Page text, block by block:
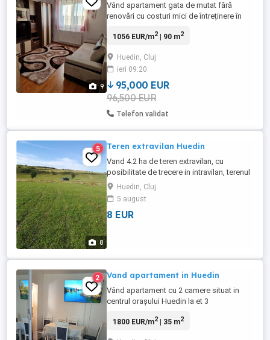
9
Vând apartament gata de mutat fără
renovări cu costuri mici de întreținere în
90 de m2 ,an ,Pta Republicii nr
camere un living spațios, bucătărie mare,
două bai + două balcoane inchise cu
termopan și amenajate corespunzator, ...
1056 EUR/m2| 90 m2
Huedin, Cluj
ieri 09:20
95,000 EUR
96,500 EUR
Telefon validat
8
5 Teren extravilan Huedin
Vand 4.2 ha de teren extravilan, cu
posibilitate de trecere in intravilan, terenul
se afla la distanta de 50 m de ultima casa,
in Huedin, jud. Cluj, pretabil pentru
realizare investiție parc fotovoltaic.
Huedin, Cluj
5 august
8 EUR
2 Vand apartament in Huedin
Vând apartament cu 2 camere situat in
centrul orașului Huedin la et 3
pe gaz , instalație electrică recent
1800 EUR/m2| 35 m2